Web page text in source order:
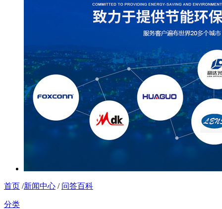
首页 /新闻中心 / 问答百科
分类